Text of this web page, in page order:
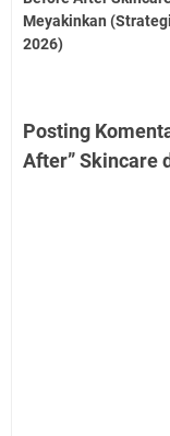
Meyakinkan
2026)
Posting
After” Skincare